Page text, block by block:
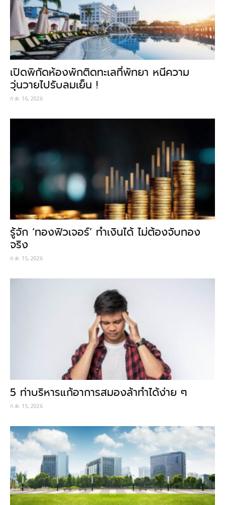
เปิดพิกัดห้องพักติดทะเลที่พัทยา หนีความ
วุ่นวายไปรับลมเย็น !
ก.ค. 16, 2026
รู้จัก ‘ทองฟิวเจอร์’ ทำเงินได้ ไม่ต้องจับทอง
จริง
ก.ค. 15, 2026
5 ท่าบริหารแก้อาการสมองล้าทำได้ง่าย ๆ
ก.ค. 15, 2026